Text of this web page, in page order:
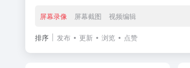
屏幕录像 屏幕截图 视频编辑
排序 发布 更新 浏览 点赞